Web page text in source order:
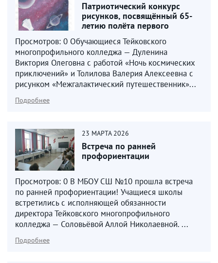
Патриотический конкурс
рисунков, посвящённый 65-
летию полёта первого
Просмотров: 0 Обучающиеся Тейковского
многопрофильного колледжа — Дуленина
Виктория Олеговна с работой «Ночь космических
приключений» и Толилова Валерия Алексеевна с
рисунком «Межгалактический путешественник»...
Подробнее
23 МАРТА 2026
Встреча по ранней
профориентации
Просмотров: 0 В МБОУ СШ №10 прошла встреча
по ранней профориентации! Учащиеся школы
встретились с исполняющей обязанности
директора Тейковского многопрофильного
колледжа — Соловьёвой Аллой Николаевной. ...
Подробнее